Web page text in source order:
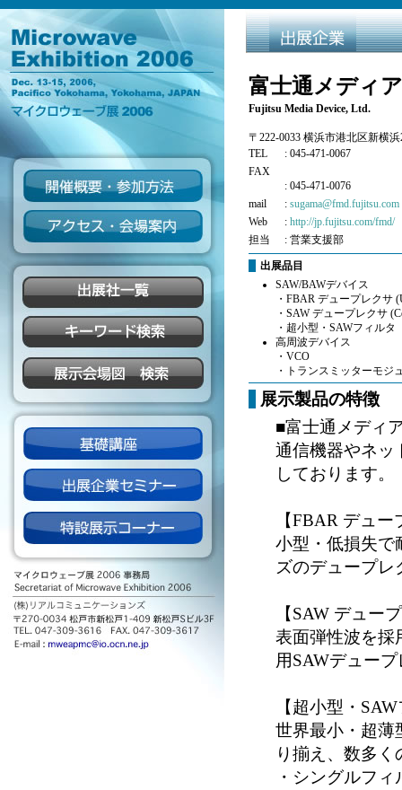
富士通メディ
Fujitsu Media Device, Ltd.
〒222-0033 横浜市港北区新横
TEL
: 045-471-0067
FAX
: 045-471-0076
mail
: sugama@fmd.fujitsu.com
Web
: http://jp.fujitsu.com/fmd/
担当
: 営業支援部
出展品目
SAW/BAWデバイス
・FBAR デュープレクサ
・SAW デュープレクサ
・超小型・SAWフィルタ
高周波デバイス
・VCO
・トランスミッターモジ
展示製品の特徴
■富士通メディ
通信機器やネッ
しております。
【FBAR デュ
小型・低損失で
ズのデュープ
【SAW デュー
表面弾性波を採
用SAWデュー
【超小型・
世界最小・超薄
り揃え、数多
・シングルフ